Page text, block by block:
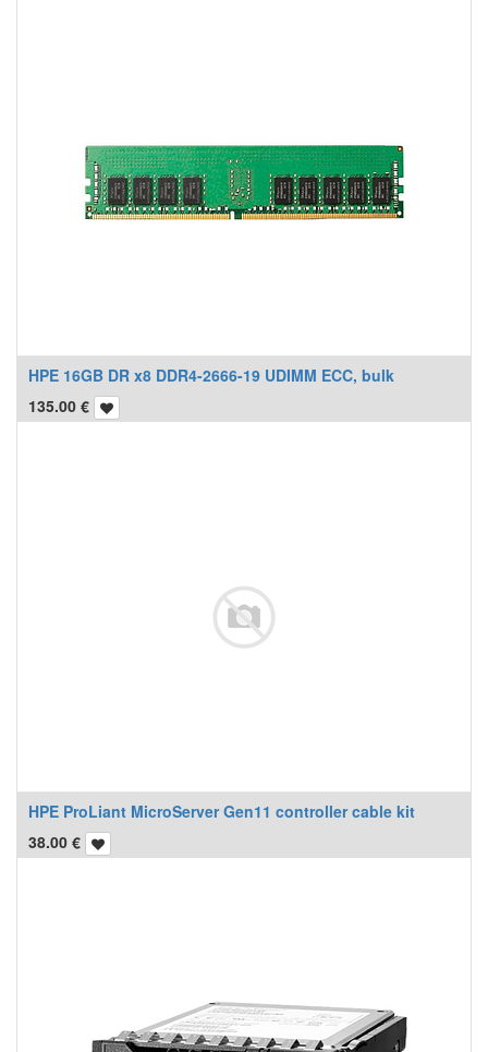
HPE 16GB DR x8 DDR4-2666-19 UDIMM ECC, bulk
135.00 €
HPE ProLiant MicroServer Gen11 controller cable kit
38.00 €